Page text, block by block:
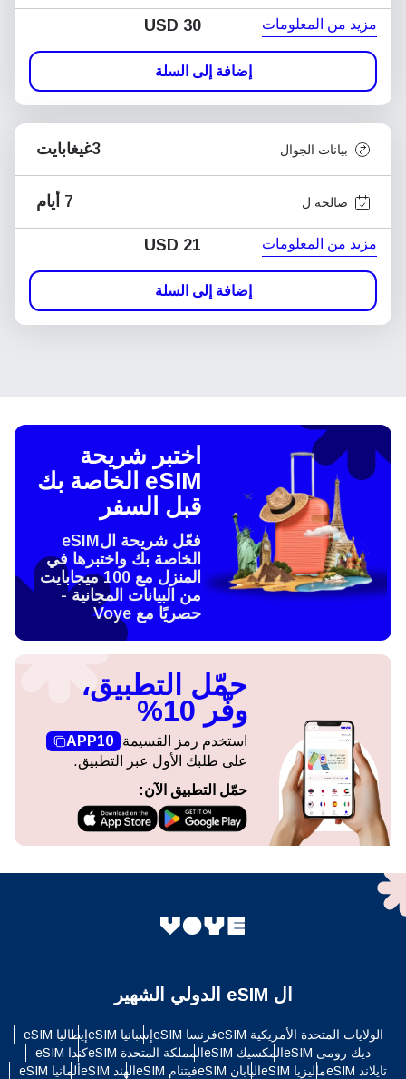
مزيد من المعلومات USD 30
إضافة إلى السلة
بيانات الجوال 3غيغابايت
صالحة ل 7 أيام
مزيد من المعلومات USD 21
إضافة إلى السلة
اختبر شريحة
eSIM الخاصة بك
قبل السفر
فعّل شريحة الeSIM
الخاصة بك واختبرها في
المنزل مع 100 ميجابايت
من البيانات المجانية -
حصريًا مع Voye
حمّل التطبيق،
وفّر 10%
استخدم رمز القسيمة
APP10
على طلبك الأول عبر التطبيق.
حمّل التطبيق الآن:
ال eSIM الدولي الشهير
الولايات المتحدة الأمريكية eSIM فرنسا eSIM إسبانيا eSIM
إيطاليا eSIM
ديك رومى eSIM
المكسيك eSIM المملكة المتحدة eSIM
كندا eSIM
تايلاند eSIM
ماليزيا eSIM اليابان eSIM فيتنام eSIM الهند eSIM
ألمانيا eSIM